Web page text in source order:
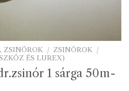
ZSINÓROK / ZSINÓROK /
ÉS LUREX)
1 sárga 50m-